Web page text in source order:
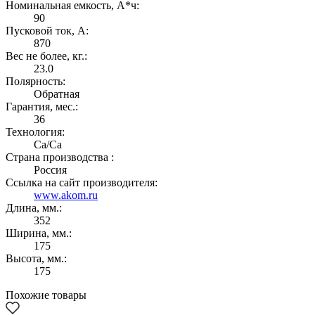
Номинальная емкость, А*ч:
90
Пусковой ток, А:
870
Вес не более, кг.:
23.0
Полярность:
Обратная
Гарантия, мес.:
36
Технология:
Са/Са
Страна производства :
Россия
Ссылка на сайт производителя:
www.akom.ru
Длина, мм.:
352
Ширина, мм.:
175
Высота, мм.:
175
Похожие товары